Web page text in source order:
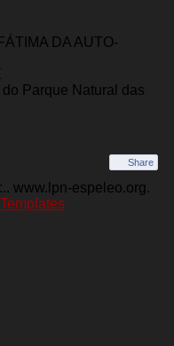
DA AUTO-
Parque Natural das
Share
www.lpn-espeleo.org.